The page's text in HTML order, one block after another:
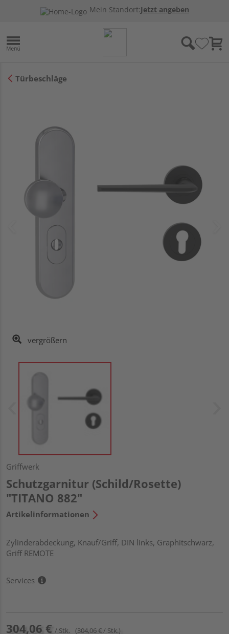
Mein Standort:Jetzt angeben
Türbeschläge
vergrößern
Griffwerk
Schutzgarnitur (Schild/Rosette)
"TITANO 882"
Artikelinformationen
Zylinderabdeckung, Knauf/Griff, DIN links, Graphitschwarz,
Griff REMOTE
Services
304,06 € / Stk. (304,06 € / Stk.)